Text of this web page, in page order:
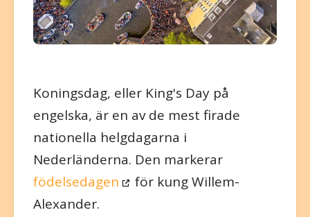
Koningsdag, eller King's Day på
engelska, är en av de mest firade
nationella helgdagarna i
Nederländerna. Den markerar
födelsedagen
för kung Willem-
Alexander.